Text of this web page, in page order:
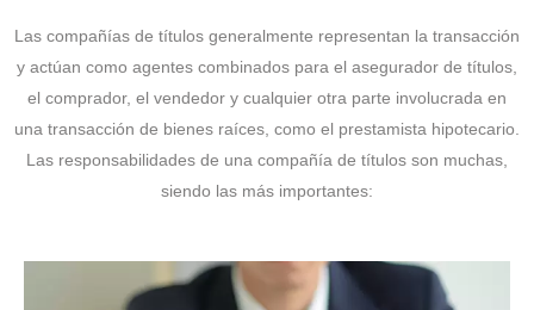
Las compañías de títulos generalmente representan la transacción
y actúan como agentes combinados para el asegurador de títulos,
el comprador, el vendedor y cualquier otra parte involucrada en
una transacción de bienes raíces, como el prestamista hipotecario.
Las responsabilidades de una compañía de títulos son muchas,
siendo las más importantes: